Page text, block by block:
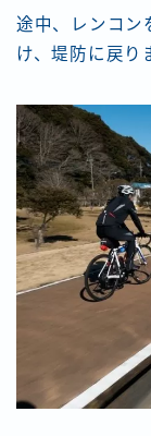
途中、レンコン
け、堤防に戻り